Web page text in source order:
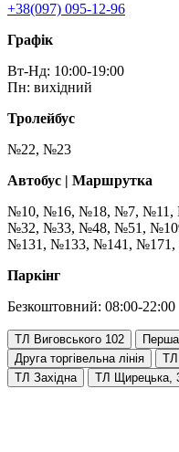
+38(097) 095-12-96
Графік
Вт-Нд: 10:00-19:00
Пн: вихідний
Тролейбус
№22, №23
Автобус | Маршрутка
№10, №16, №18, №7, №11,
№32, №33, №48, №51,
№131, №133, №141,
Паркінг
Безкоштовний: 08:00-22:00
ТЛ Виговського 102
Перша
Друга торгівельна лінія
ТЛ
ТЛ Західна
ТЛ Щирецька,